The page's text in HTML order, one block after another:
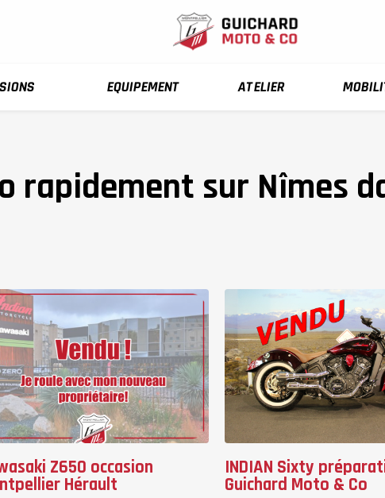
EQUIPEMENT ATELIER
rapidement sur Nîmes
Z650 occasion
Hérault
INDIAN Sixty
Guichard Moto & Co